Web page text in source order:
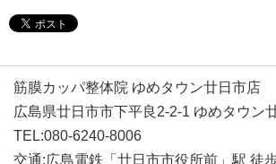
筋膜カッパ整体院 ゆめタウン廿日市店
広島県廿日市市下平良2-2-1 ゆめタウン
TEL:080-6240-8006
交通:広島電鉄「廿日市市役所前」駅 徒